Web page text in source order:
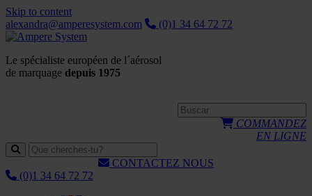
Skip to content
alexandra@amperesystem.com
(0)1 34 64 72 72
Le spécialiste européen de l´aérosol
de marquage depuis 1975
COMMANDEZ
EN LIGNE
CONTACTEZ NOUS
(0)1 34 64 72 72